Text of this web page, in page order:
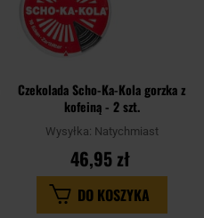
Czekolada Scho-Ka-Kola gorzka z
kofeiną - 2 szt.
Wysyłka: Natychmiast
46,95 zł
DO KOSZYKA